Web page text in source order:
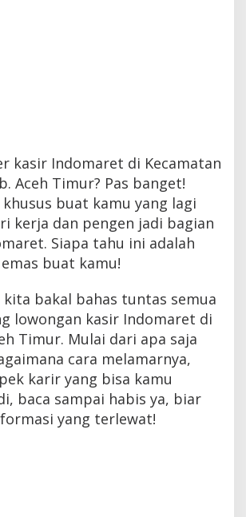
kasir Indomaret di Kecamatan
Aceh Timur? Pas banget!
buat kamu yang lagi
kerja dan pengen jadi bagian
Siapa tahu ini adalah
buat kamu!
bakal bahas tuntas semua
lowongan kasir Indomaret di
Timur. Mulai dari apa saja
cara melamarnya,
karir yang bisa kamu
baca sampai habis ya, biar
yang terlewat!